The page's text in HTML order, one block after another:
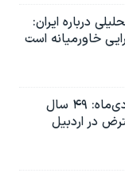
درباره ایران:
خاورمیانه است
پرونده اعتراضات دی‌ماه: ۴۹ سال